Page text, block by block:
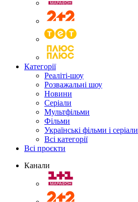
Категорії
Реаліті-шоу
Розважальні шоу
Новини
Серіали
Мультфільми
Фільми
Українські фільми і серіали
Всі категорії
Всі проєкти
Канали